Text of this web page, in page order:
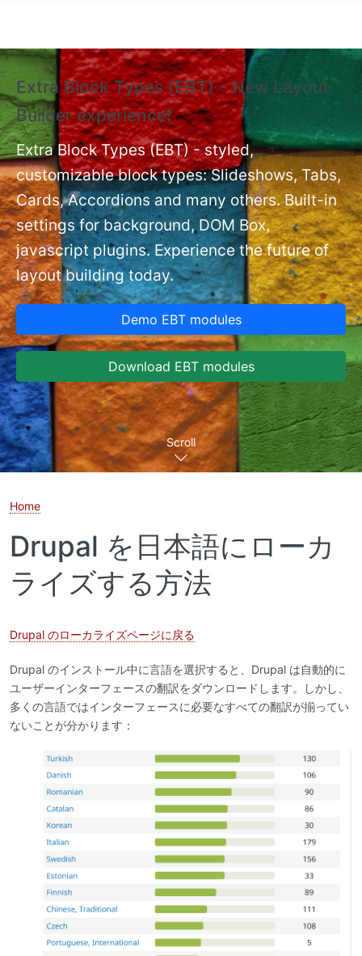
Extra Block Types (EBT) - New Layout
Builder experience❗
Extra Block Types (EBT) - styled,
customizable block types: Slideshows, Tabs,
Cards, Accordions and many others. Built-in
settings for background, DOM Box,
javascript plugins. Experience the future of
layout building today.
Demo EBT modules
Download EBT modules
Scroll
Home
Drupal を日本語にローカ
ライズする方法
Drupal のローカライズページに戻る
Drupal のインストール中に言語を選択すると、Drupal は自動的に
ユーザーインターフェースの翻訳をダウンロードします。しかし、
多くの言語ではインターフェースに必要なすべての翻訳が揃ってい
ないことが分かります：